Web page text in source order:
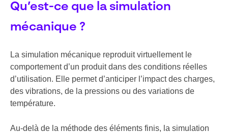
Qu’est-ce que la simulation
mécanique ?
La simulation mécanique reproduit virtuellement le
comportement d’un produit dans des conditions réelles
d’utilisation. Elle permet d’anticiper l’impact des charges,
des vibrations, de la pressions ou des variations de
température.
Au-delà de la méthode des éléments finis, la simulation